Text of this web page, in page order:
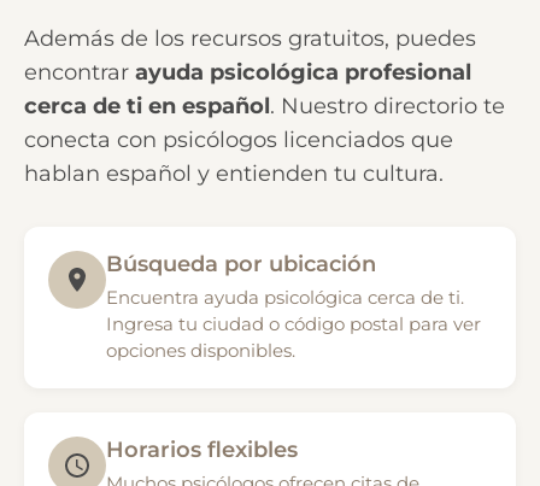
Además de los recursos gratuitos, puedes
encontrar ayuda psicológica profesional
cerca de ti en español. Nuestro directorio te
conecta con psicólogos licenciados que
hablan español y entienden tu cultura.
Búsqueda por ubicación
Encuentra ayuda psicológica cerca de ti.
Ingresa tu ciudad o código postal para ver
opciones disponibles.
Horarios flexibles